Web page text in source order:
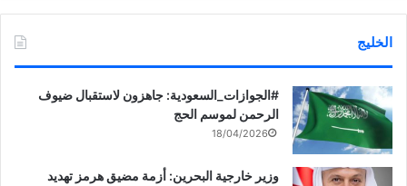
الخليج
‏‎#الجوازات_السعودية: جاهزون لاستقبال ضيوف
الرحمن لموسم الحج
18/04/2026
وزير خارجية البحرين: أزمة مضيق هرمز تهديد